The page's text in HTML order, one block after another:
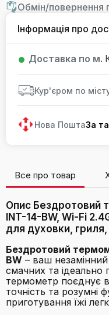
Обмін/повернення
Інформація про
Доставка по м.
Кур'єром по
Нова ПоштаЗа
Все про товар
Опис Бездротовий
INT-14-BW, Wi-Fi
для духовки,
Бездротовий
BW – ваш
смачних та
термометр поєднує в
точність та розумні
приготування їжі